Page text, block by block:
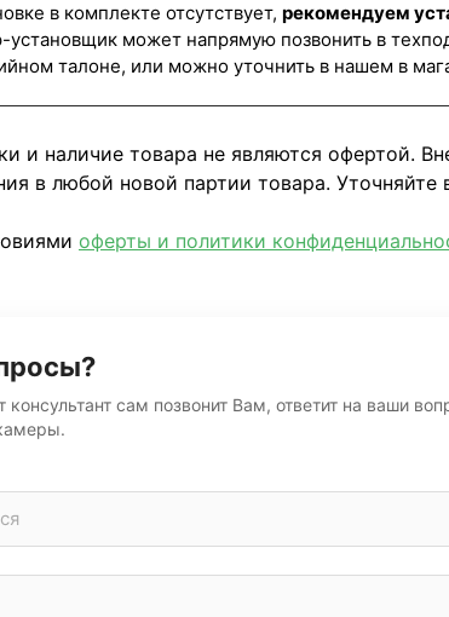
в комплекте отсутствует, рекомендуем
установщик может напрямую позвонить в
талоне, или можно уточнить в нашем в
и наличие товара не являются офертой.
в любой новой партии товара.
оферты и политики
консультант сам позвонит Вам, ответит на ваши